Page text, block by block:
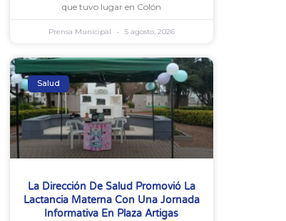
que tuvo lugar en Colón
Prensa Municipal 5 agosto, 2026
Salud
La Dirección De Salud Promovió La
Lactancia Materna Con Una Jornada
Informativa En Plaza Artigas